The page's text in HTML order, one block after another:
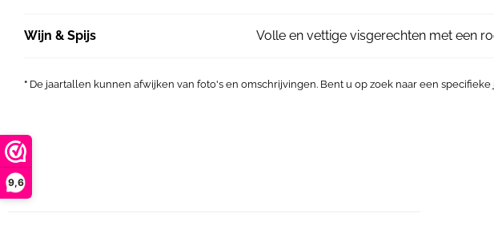
9,6
Wijn & Spijs Volle en vettige visgerechten met een
* De jaartallen kunnen afwijken van foto's en omschrijvingen. Bent u op zoek naar een